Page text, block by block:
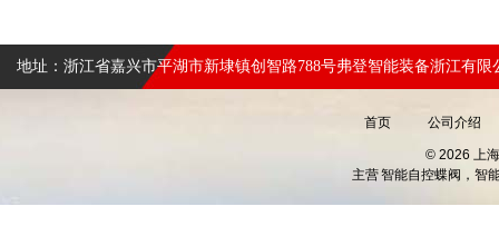
地址：浙江省嘉兴市平湖市新埭镇创智路788号弗登智能装备浙江有限
首页 公司介绍
© 2026 上
主营智能自控蝶阀，智